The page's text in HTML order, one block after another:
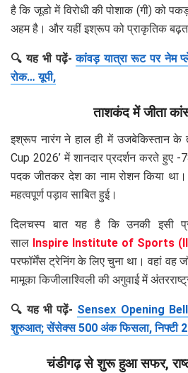
है कि जूडो में विरोधी की पोशाक (गी) को
अहम है। और यहीं इश्रूप को प्राकृतिक बढ़त
🔍 यह भी पढ़ें-कांवड़ यात्रा रूट पर नेम
रोक… यूपी,
ताशकंद में जीता
इश्रूप नारंग ने हाल ही में उजबेकिस्तान के
Cup 2026’ में शानदार प्रदर्शन करते हुए -
पदक जीतकर देश का नाम रोशन किया
महत्वपूर्ण पड़ाव साबित हुई।
दिलचस्प बात यह है कि उनकी इसी
साल Inspire Institute of Sports
परफॉर्मेंस ट्रेनिंग के लिए चुना था। वहां वह
मामूका किजीलाश्विली की अगुवाई में
🔍 यह भी पढ़ें- Sensex Opening
शुरुआत; सेंसेक्स 500 अंक फिसला, निफ्टी
चंडीगढ़ से शुरू हुआ सफर,